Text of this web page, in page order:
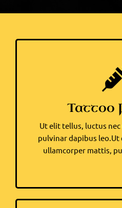
Tattoo
Ut elit tellus, luctus
pulvinar dapibus
ullamcorper mattis,